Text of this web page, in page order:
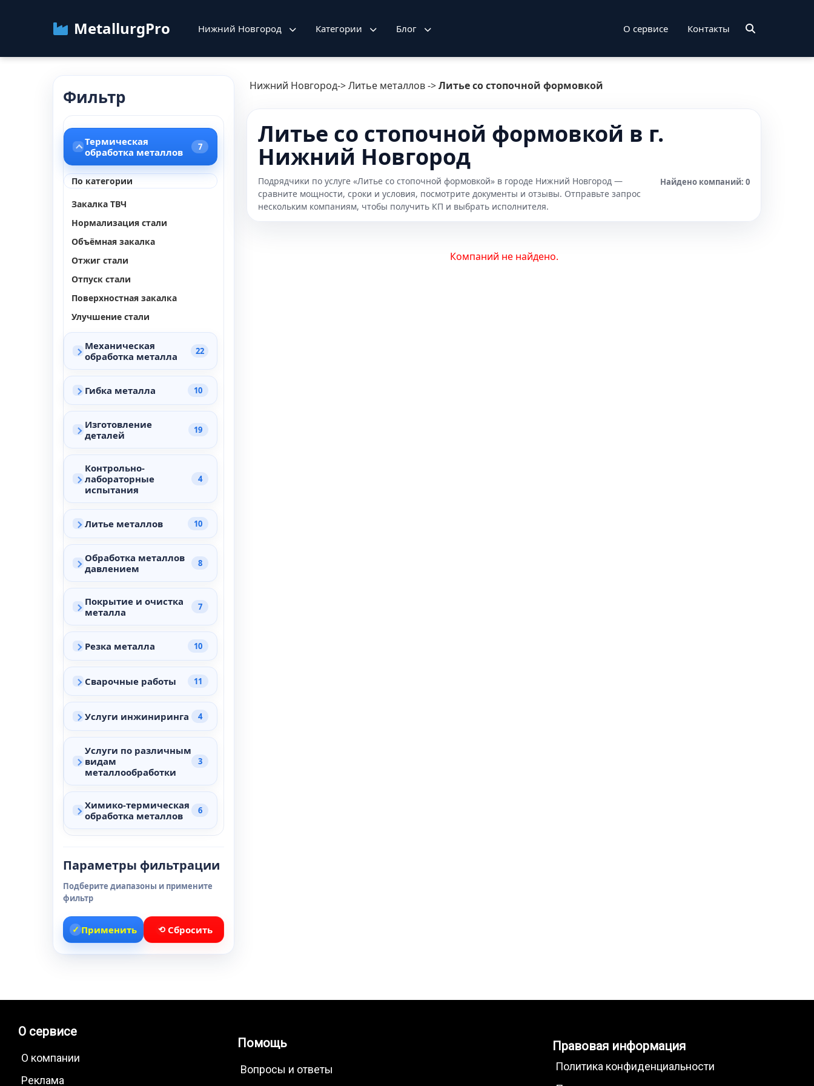
MetallurgPro Нижний Новгород Категории Блог О сервисе Контакты
Фильтр
Термическая
обработка металлов
7
По категории
Закалка ТВЧ
Нормализация стали
Объёмная закалка
Отжиг стали
Отпуск стали
Поверхностная закалка
Улучшение стали
Механическая
обработка металла
22
Гибка металла 10
Изготовление
деталей
19
Контрольно-
лабораторные
испытания
4
Литье металлов 10
Обработка металлов
давлением
8
Покрытие и очистка
металла
7
Резка металла 10
Сварочные работы 11
Услуги инжиниринга 4
Услуги по различным
видам
металлообработки
3
Химико-термическая
обработка металлов
6
Параметры фильтрации
Подберите диапазоны и примените
фильтр
✓ Применить ⟲ Сбросить
Нижний Новгород->Литье металлов->Литье со стопочной формовкой
Литье со стопочной формовкой в г.
Нижний Новгород
Подрядчики по услуге «Литье со стопочной формовкой» в городе Нижний Новгород —
сравните мощности, сроки и условия, посмотрите документы и отзывы. Отправьте запрос
нескольким компаниям, чтобы получить КП и выбрать исполнителя.
Найдено компаний: 0
Компаний не найдено.
О сервисе
О компании
Реклама
Помощь
Вопросы и ответы
Правовая информация
Политика конфиденциальности